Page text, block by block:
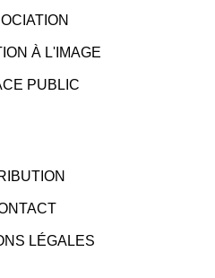
À L'IMAGE
PUBLIC
LÉGALES